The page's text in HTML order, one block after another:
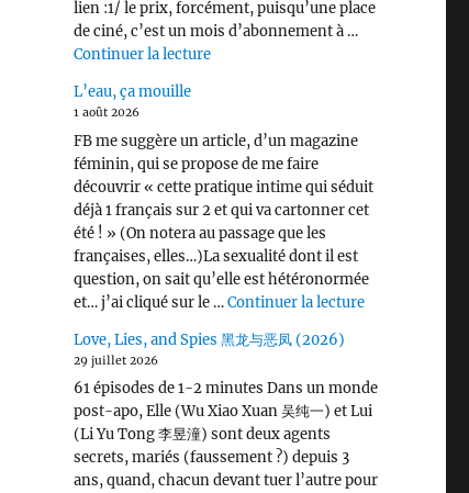
lien :1/ le prix, forcément, puisqu’une place
de ciné, c’est un mois d’abonnement à …
Continuer la lecturede « L’Odyssée (2026) »
L’eau, ça mouille
1 août 2026
FB me suggère un article, d’un magazine
féminin, qui se propose de me faire
découvrir « cette pratique intime qui séduit
déjà 1 français sur 2 et qui va cartonner cet
été ! » (On notera au passage que les
françaises, elles…)La sexualité dont il est
question, on sait qu’elle est hétéronormée
et… j’ai cliqué sur le …Continuer la lecturede « L’eau, ça
Love, Lies, and Spies 黑龙与恶凤 (2026)
29 juillet 2026
61 épisodes de 1-2 minutes Dans un monde
post-apo, Elle (Wu Xiao Xuan 吴纯一) et Lui
(Li Yu Tong 李昱潼) sont deux agents
secrets, mariés (faussement ?) depuis 3
ans, quand, chacun devant tuer l’autre pour